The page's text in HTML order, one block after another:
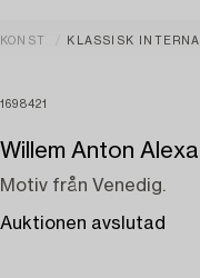
KONST KLASSISK
1698421
Willem Anton
Motiv från Venedig.
Auktionen avslutad